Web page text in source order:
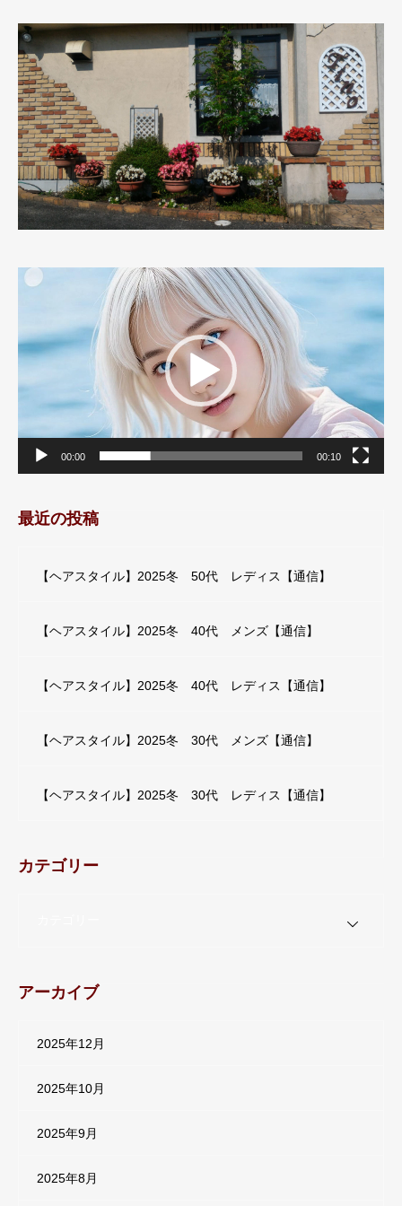
動
画
ヤ
ー
00:00 00:10
最近の投稿
【ヘアスタイル】2025冬 50代 レディス【通信】
【ヘアスタイル】2025冬 40代 メンズ【通信】
【ヘアスタイル】2025冬 40代 レディス【通信】
【ヘアスタイル】2025冬 30代 メンズ【通信】
【ヘアスタイル】2025冬 30代 レディス【通信】
カテゴリー
アーカイブ
2025年12月
2025年10月
2025年9月
2025年8月